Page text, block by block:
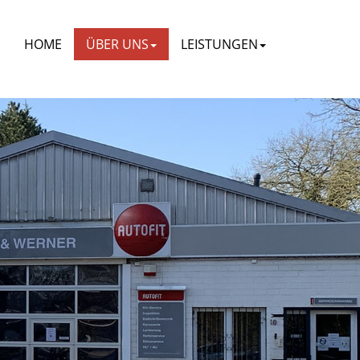
HOME ÜBER UNS LEISTUNGEN